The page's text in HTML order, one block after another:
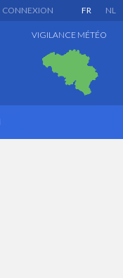
FR NL
CONNEXION
VIGILANCE MÉTÉO